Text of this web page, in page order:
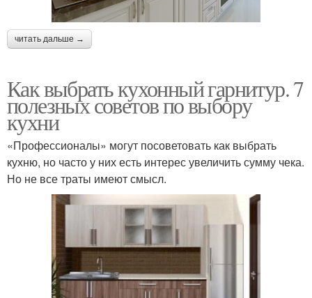
читать дальше →
Как выбрать кухонный гарнитур. 7
полезных советов по выбору
кухни
«Профессионалы» могут посоветовать как выбрать
кухню, но часто у них есть интерес увеличить сумму чека.
Но не все траты имеют смысл.